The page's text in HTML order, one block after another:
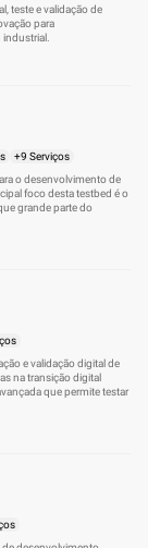
teste e validação de
para
+9 Serviços
o desenvolvimento de
foco desta testbed é o
grande parte do
e validação digital de
na transição digital
que permite testar